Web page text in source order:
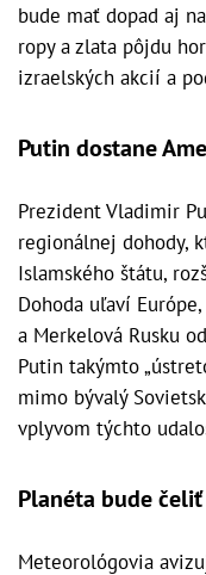
bude mať dopad aj
ropy a zlata pôjdu
izraelských akcií a
Putin dostane
Prezident Vladimir
regionálnej dohody,
Islamského štátu,
Dohoda uľaví
a Merkelová Rusku
Putin takýmto
mimo bývalý
vplyvom týchto
Planéta bude
Meteorológovia